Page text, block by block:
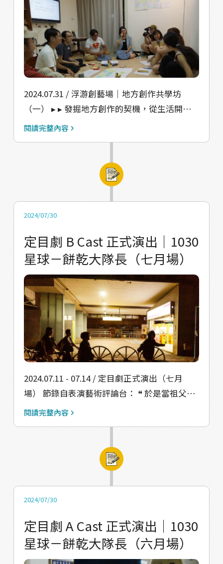
啡好聚所，而居民的需求也隨之改變（例如：
希望更多定期的親子休憩活動或空間）。 ⁡ 有時
候我們的想像，會在實際的行動中得到新的觀
點，也可能在行動中發現和自己當初所設想的
不同而感到挫折，但在這些主觀感受和客觀的
觀察中，找到學習的切入點、找到可運用的元
素，能慢慢地、簡單地說好一個故事。 ⁡ 下一
場，我們將綜合前兩堂課程討論， ▸▸ 地方的需
要 / 議題看法的異同 ▸▸ 我想做的是 / 我可以做
2024.07.31 / 浮游創藝場｜地方創作共學坊
（一） ▸ ▸ 發掘地方創作的契機，從生活開
始，一同探索。 定目劇演出結束後，浮游團隊
宸再次加入我們，深度探索自己在浮洲的定
位。同時，我們也迎來了幾位新朋友——浮洲合
實境故事體驗創作者，還有一位從小成長於浮
的創作領域雖然各異，但也有共通之處。我們
以浮洲作為初探場域，討論彼此在日常生活中
的多樣觀察。儘管生活背景不同，我們在共學
坊中發現了大家共同關心的議題、感受到的地
方挑戰，以及對自己居住地未來的期待。 其
中，最引起我們注意的是夥伴們提出的幾個關
鍵詞：「不確定性」、「變動性」、「地價便
宜」、「族群磨合」。這些因素可能讓居民對
投入地方事務感到猶豫。接下來，我們將引導
夥伴整理希望深入了解的內容，走出討論空
間，進入浮洲田野，傾聽地方與居民的真實聲
音。
閱讀完整內容
2024/07/30
定目劇 B Cast 正式演出｜1030
星球－餅乾大隊長（七月場）
2024.07.11 - 07.14 / 定目劇正式演出（七月
場） 節錄自表演藝術評論台： ❝ 於是當祖父的
生命史與產業史、交通史與信仰史如此和諧地
早已不再關注個人經驗，而是透過個案來佐證
大敘事存在的合理性⋯⋯ ❞ 從年初開始，一路
民店家，不知不覺過了半年，我們也換下冬季
面、場景、燈光、音樂、造型、攝影，透過他
們的巧手，劇本的想法一點一滴地浮現在眼
前，從平面視覺拍攝、設計會議、搬桌椅、鋪
閱讀完整內容
2024/07/30
定目劇 A Cast 正式演出｜1030
星球－餅乾大隊長（六月場）